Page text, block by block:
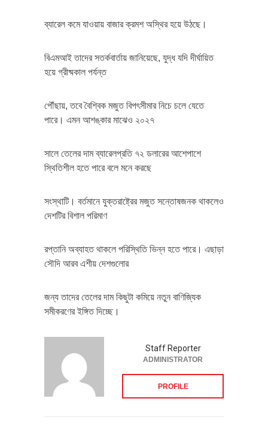
ব্যারেল কমে যাওয়ায় বাজার ক্রমশ অস্থির হয়ে উঠছে।
বিএমআই তাদের সতর্কবার্তায় জানিয়েছে, যুদ্ধ যদি দীর্ঘায়িত
হয়ে গ্রীষ্মকাল পর্যন্ত
পৌঁছায়, তবে বৈশ্বিক মজুত বিপৎসীমার নিচে চলে যেতে
পারে। এমন আশঙ্কার মাঝেও ২০২৭
সালে তেলের দাম ব্যারেলপ্রতি ৭২ ডলারের আশেপাশে
স্থিতিশীল হতে পারে বলে মনে করছে
সংস্থাটি। বর্তমানে যুক্তরাষ্ট্রের মজুত সন্তোষজনক থাকলেও
দেশটির বিশাল পরিমাণ
রপ্তানি অব্যাহত থাকলে পরিস্থিতি ভিন্ন হতে পারে। এছাড়া
সৌদি আরব এশীয় দেশগুলোর
জন্য তাদের তেলের দাম কিছুটা কমিয়ে নতুন বাণিজ্যিক
সমীকরণের ইঙ্গিত দিচ্ছে।
Staff Reporter
ADMINISTRATOR
PROFILE